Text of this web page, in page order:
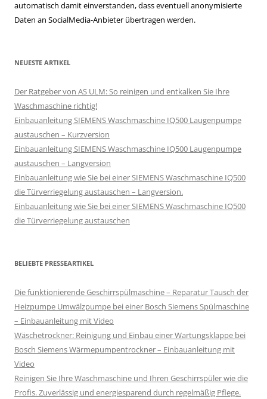
automatisch damit einverstanden, dass eventuell anonymisierte
Daten an SocialMedia-Anbieter übertragen werden.
NEUESTE ARTIKEL
Der Ratgeber von AS ULM: So reinigen und entkalken Sie Ihre
Waschmaschine richtig!
Einbauanleitung SIEMENS Waschmaschine IQ500 Laugenpumpe
austauschen – Kurzversion
Einbauanleitung SIEMENS Waschmaschine IQ500 Laugenpumpe
austauschen – Langversion
Einbauanleitung wie Sie bei einer SIEMENS Waschmaschine IQ500
die Türverriegelung austauschen – Langversion.
Einbauanleitung wie Sie bei einer SIEMENS Waschmaschine IQ500
die Türverriegelung austauschen
BELIEBTE PRESSEARTIKEL
Die funktionierende Geschirrspülmaschine – Reparatur Tausch der
Heizpumpe Umwälzpumpe bei einer Bosch Siemens Spülmaschine
– Einbauanleitung mit Video
Wäschetrockner: Reinigung und Einbau einer Wartungsklappe bei
Bosch Siemens Wärmepumpentrockner – Einbauanleitung mit
Video
Reinigen Sie Ihre Waschmaschine und Ihren Geschirrspüler wie die
Profis. Zuverlässig und energiesparend durch regelmäßig Pflege.